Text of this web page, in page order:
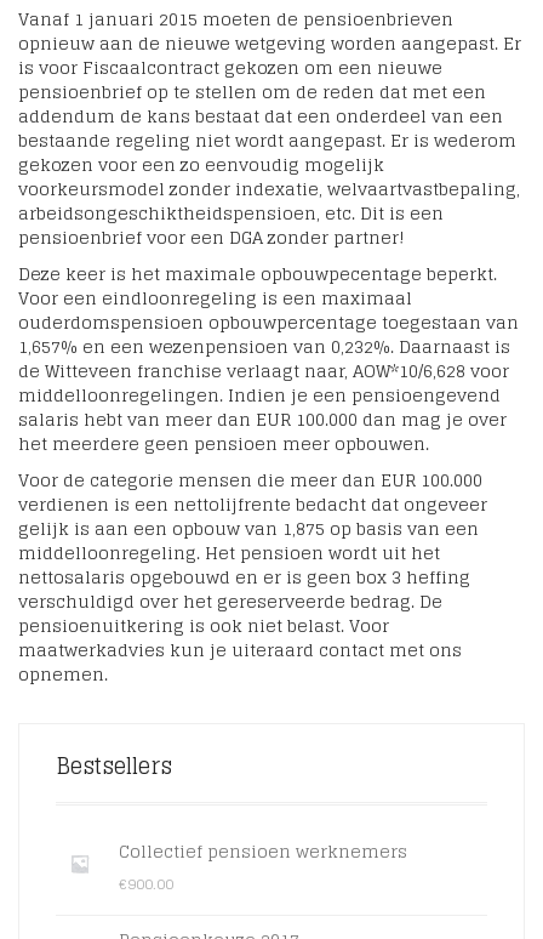
Vanaf 1 januari 2015 moeten de pensioenbrieven
opnieuw aan de nieuwe wetgeving worden aangepast. Er
is voor Fiscaalcontract gekozen om een nieuwe
pensioenbrief op te stellen om de reden dat met een
addendum de kans bestaat dat een onderdeel van een
bestaande regeling niet wordt aangepast. Er is wederom
gekozen voor een zo eenvoudig mogelijk
voorkeursmodel zonder indexatie, welvaartvastbepaling,
arbeidsongeschiktheidspensioen, etc. Dit is een
pensioenbrief voor een DGA zonder partner!
Deze keer is het maximale opbouwpecentage beperkt.
Voor een eindloonregeling is een maximaal
ouderdomspensioen opbouwpercentage toegestaan van
1,657% en een wezenpensioen van 0,232%. Daarnaast is
de Witteveen franchise verlaagt naar, AOW*10/6,628 voor
middelloonregelingen. Indien je een pensioengevend
salaris hebt van meer dan EUR 100.000 dan mag je over
het meerdere geen pensioen meer opbouwen.
Voor de categorie mensen die meer dan EUR 100.000
verdienen is een nettolijfrente bedacht dat ongeveer
gelijk is aan een opbouw van 1,875 op basis van een
middelloonregeling. Het pensioen wordt uit het
nettosalaris opgebouwd en er is geen box 3 heffing
verschuldigd over het gereserveerde bedrag. De
pensioenuitkering is ook niet belast. Voor
maatwerkadvies kun je uiteraard contact met ons
opnemen.
Bestsellers
Collectief pensioen werknemers
€900.00